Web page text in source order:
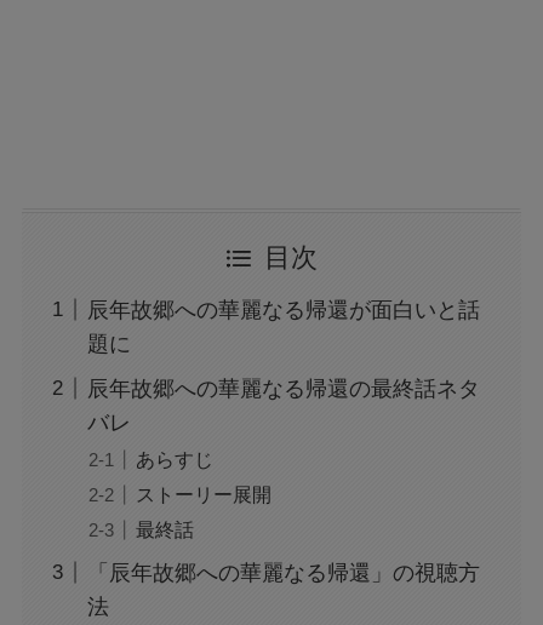
目次
辰年故郷への華麗なる帰還が面白いと話
題に
辰年故郷への華麗なる帰還の最終話ネタ
バレ
あらすじ
ストーリー展開
最終話
「辰年故郷への華麗なる帰還」の視聴方
法